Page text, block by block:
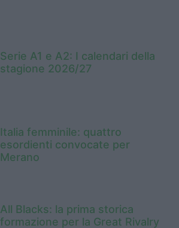
Serie A1 e A2: I calendari della
stagione 2026/27
Italia femminile: quattro
esordienti convocate per
Merano
All Blacks: la prima storica
formazione per la Great Rivalry